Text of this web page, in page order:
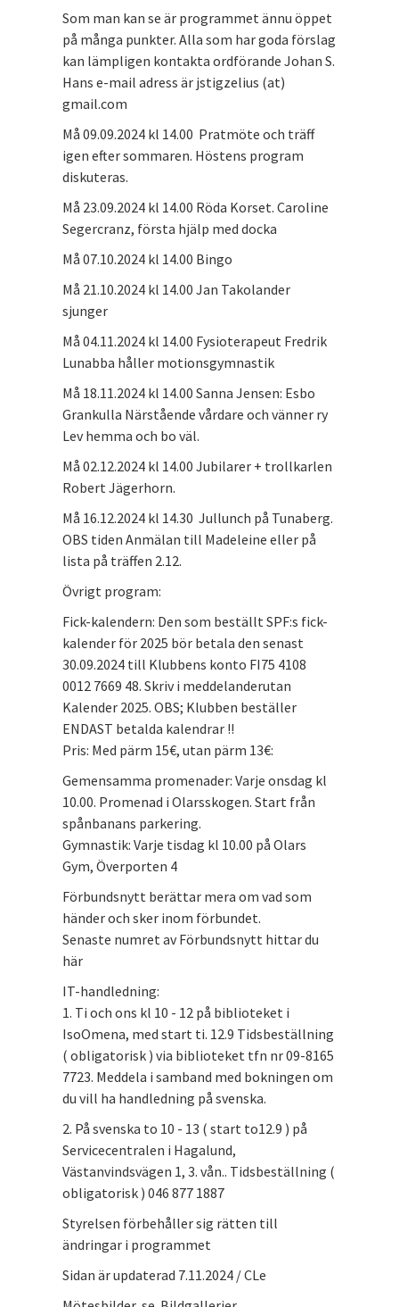
Som man kan se är programmet ännu öppet
på många punkter. Alla som har goda förslag
kan lämpligen kontakta ordförande Johan S.
Hans e-mail adress är jstigzelius (at)
gmail.com
Må 09.09.2024 kl 14.00 Pratmöte och träff
igen efter sommaren. Höstens program
diskuteras.
Må 23.09.2024 kl 14.00 Röda Korset. Caroline
Segercranz, första hjälp med docka
Må 07.10.2024 kl 14.00 Bingo
Må 21.10.2024 kl 14.00 Jan Takolander
sjunger
Må 04.11.2024 kl 14.00 Fysioterapeut Fredrik
Lunabba håller motionsgymnastik
Må 18.11.2024 kl 14.00 Sanna Jensen: Esbo
Grankulla Närstående vårdare och vänner ry
Lev hemma och bo väl.
Må 02.12.2024 kl 14.00 Jubilarer + trollkarlen
Robert Jägerhorn.
Må 16.12.2024 kl 14.30 Jullunch på Tunaberg.
OBS tiden Anmälan till Madeleine eller på
lista på träffen 2.12.
Övrigt program:
Fick-kalendern: Den som beställt SPF:s fick-
kalender för 2025 bör betala den senast
30.09.2024 till Klubbens konto FI75 4108
0012 7669 48. Skriv i meddelanderutan
Kalender 2025. OBS; Klubben beställer
ENDAST betalda kalendrar !!
Pris: Med pärm 15€, utan pärm 13€:
Gemensamma promenader: Varje onsdag kl
10.00. Promenad i Olarsskogen. Start från
spånbanans parkering.
Gymnastik: Varje tisdag kl 10.00 på Olars
Gym, Överporten 4
Förbundsnytt berättar mera om vad som
händer och sker inom förbundet.
Senaste numret av Förbundsnytt hittar du
här
IT-handledning:
1. Ti och ons kl 10 - 12 på biblioteket i
IsoOmena, med start ti. 12.9 Tidsbeställning
( obligatorisk ) via biblioteket tfn nr 09-8165
7723. Meddela i samband med bokningen om
du vill ha handledning på svenska.
2. På svenska to 10 - 13 ( start to12.9 ) på
Servicecentralen i Hagalund,
Västanvindsvägen 1, 3. vån.. Tidsbeställning (
obligatorisk ) 046 877 1887
Styrelsen förbehåller sig rätten till
ändringar i programmet
Sidan är updaterad 7.11.2024 / CLe